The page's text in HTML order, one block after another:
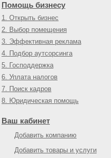
Помощь бизнесу
1. Открыть бизнес
2. Выбор помещения
3. Эффективная реклама
4. Подбор аутсорсинга
5. Господдержка
6. Уплата налогов
7. Поиск кадров
8. Юридическая помощь
Ваш кабинет
Добавить компанию
Добавить товары и услуги